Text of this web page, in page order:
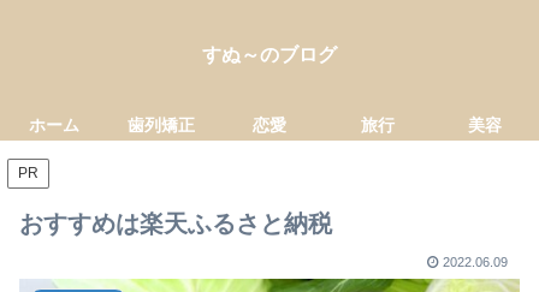
すぬ～のブログ
ホーム 歯列矯正 恋愛 旅行 美容
PR
おすすめは楽天ふるさと納税
2022.06.09